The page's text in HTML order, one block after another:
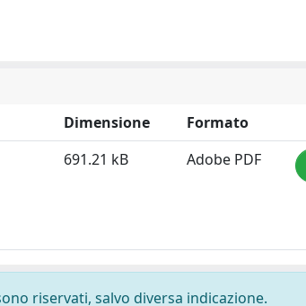
Dimensione
Formato
691.21 kB Adobe PDF
riservati, salvo diversa indicazione.